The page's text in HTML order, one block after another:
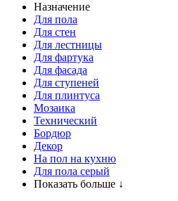
Назначение
Для пола
Для стен
Для лестницы
Для фартука
Для фасада
Для ступеней
Для плинтуса
Мозаика
Технический
Бордюр
Декор
На пол на кухню
Для пола серый
Показать больше ↓